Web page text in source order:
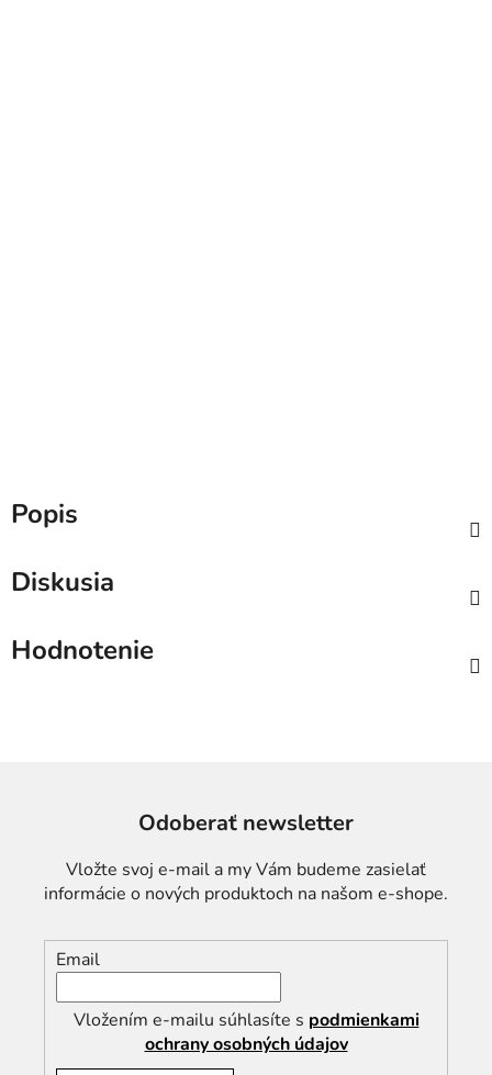
Popis
Diskusia
Hodnotenie
Odoberať newsletter
Vložte svoj e-mail a my Vám budeme zasielať
informácie o nových produktoch na našom e-shope.
Email
Vložením e-mailu súhlasíte s podmienkami
ochrany osobných údajov